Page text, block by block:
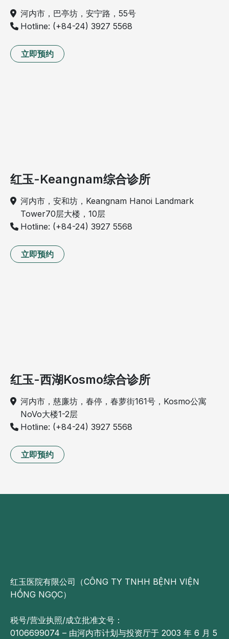
河内市，巴亭坊，安宁路，55号
Hotline: (+84-24) 3927 5568
立即预约
红玉-Keangnam综合诊所
河内市，安和坊，Keangnam Hanoi Landmark
Tower70层大楼，10层
Hotline: (+84-24) 3927 5568
立即预约
红玉-西湖Kosmo综合诊所
河内市，慈廉坊，春停，春萝街161号，Kosmo公寓
NoVo大楼1-2层
Hotline: (+84-24) 3927 5568
立即预约
红玉医院有限公司（CÔNG TY TNHH BỆNH VIỆN
HỒNG NGỌC）
税号/营业执照/成立批准文号：
0106699074 – 由河内市计划与投资厅于 2003 年 6 月 5